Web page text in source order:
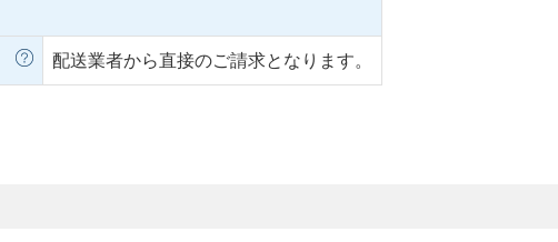
配送業者から直接のご請求となります。